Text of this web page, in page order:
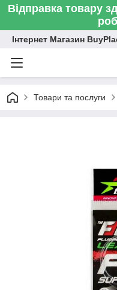
Відправка товару
Інтернет Магазин
Товари та послуги